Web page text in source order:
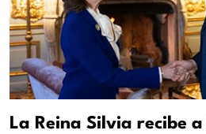
La Reina Silvia recibe a